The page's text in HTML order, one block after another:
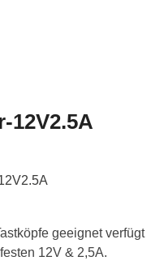
12V2.5A
geeignet verfügt
12V & 2,5A.